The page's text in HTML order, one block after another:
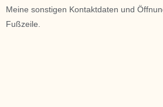
Meine sonstigen Kontaktdaten und
Fußzeile.